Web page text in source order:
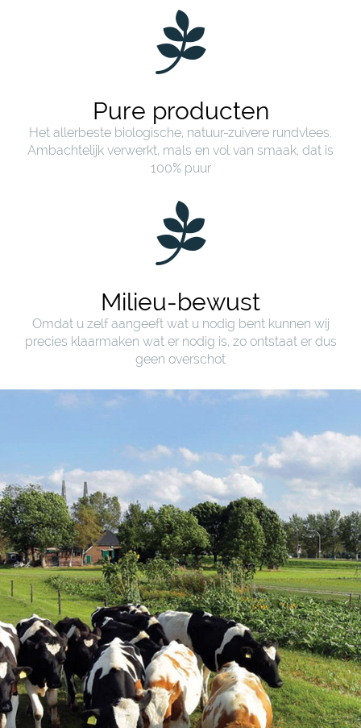
Pure producten
Het allerbeste biologische, natuur-zuivere rundvlees.
Ambachtelijk verwerkt, mals en vol van smaak, dat is
100% puur
Milieu-bewust
Omdat u zelf aangeeft wat u nodig bent kunnen wij
precies klaarmaken wat er nodig is, zo ontstaat er dus
geen overschot